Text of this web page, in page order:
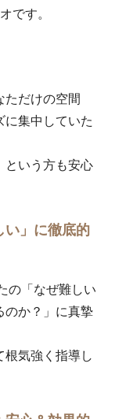
です。
ただけの空間
に集中していた
という方も安心
い」に徹底的
の「なぜ難しい
のか？」に真摯
根気強く指導し